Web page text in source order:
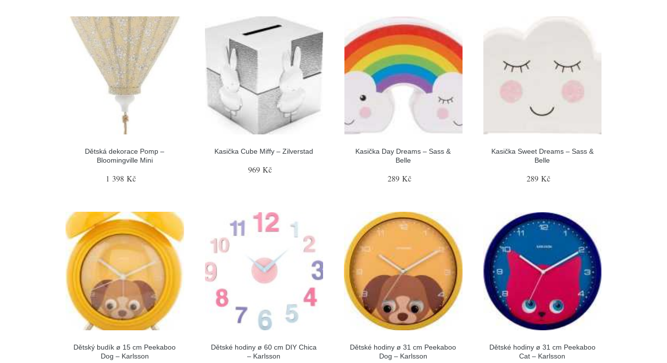
Dětská dekorace Pomp –
Bloomingville Mini
1 398 Kč
Kasička Cube Miffy – Zilverstad
969 Kč
Kasička Day Dreams – Sass &
Belle
289 Kč
Kasička Sweet Dreams – Sass &
Belle
289 Kč
Dětský budík ø 15 cm Peekaboo
Dog – Karlsson
Dětské hodiny ø 60 cm DIY Chica
– Karlsson
Dětské hodiny ø 31 cm Peekaboo
Dog – Karlsson
Dětské hodiny ø 31 cm Peekaboo
Cat – Karlsson